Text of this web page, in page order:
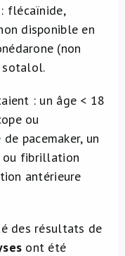
flécaïnide,
disponible en
(non
sotalol.
: un âge < 18
ou
pacemaker, un
ou fibrillation
antérieure
des résultats de
ont été